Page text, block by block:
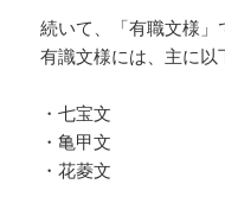
続いて、「有職文様」
有識文様には、主に以
・七宝文
・亀甲文
・花菱文